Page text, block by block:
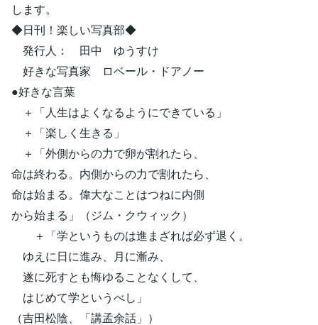
します。
◆日刊！楽しい写真部◆
発行人： 田中 ゆうすけ
好きな写真家 ロベール・ドアノー
●好きな言葉
＋「人生はよくなるようにできている」
＋「楽しく生きる」
＋「外側からの力で卵が割れたら、
命は終わる。内側からの力で割れたら、
命は始まる。偉大なことはつねに内側
から始まる」（ジム・クウィック）
＋「学というものは進まざれば必ず退く。
ゆえに日に進み、月に漸み、
遂に死すとも悔ゆることなくして、
はじめて学というべし」
（吉田松陰、「講孟余話」）